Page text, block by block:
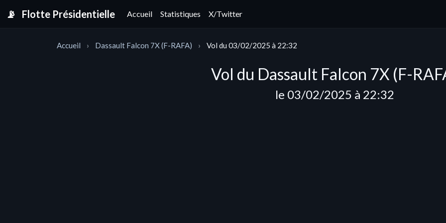
📡 Flotte Présidentielle Accueil Statistiques X/Twitter
Accueil Dassault Falcon 7X (F-RAFA) Vol du 03/02/2025 à 22:32
Vol du Dassault Falcon 7X (F-
le 03/02/2025 à 22:32